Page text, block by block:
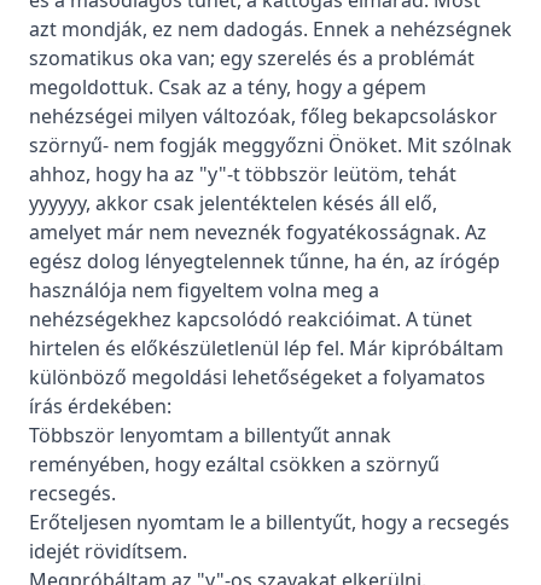
azt mondják, ez nem dadogás. Ennek a nehézségnek
szomatikus oka van; egy szerelés és a problémát
megoldottuk. Csak az a tény, hogy a gépem
nehézségei milyen változóak, főleg bekapcsoláskor
szörnyű- nem fogják meggyőzni Önöket. Mit szólnak
ahhoz, hogy ha az "y"-t többször leütöm, tehát
yyyyyy, akkor csak jelentéktelen késés áll elő,
amelyet már nem neveznék fogyatékosságnak. Az
egész dolog lényegtelennek tűnne, ha én, az írógép
használója nem figyeltem volna meg a
nehézségekhez kapcsolódó reakcióimat. A tünet
hirtelen és előkészületlenül lép fel. Már kipróbáltam
különböző megoldási lehetőségeket a folyamatos
írás érdekében:
Többször lenyomtam a billentyűt annak
reményében, hogy ezáltal csökken a szörnyű
recsegés.
Erőteljesen nyomtam le a billentyűt, hogy a recsegés
idejét rövidítsem.